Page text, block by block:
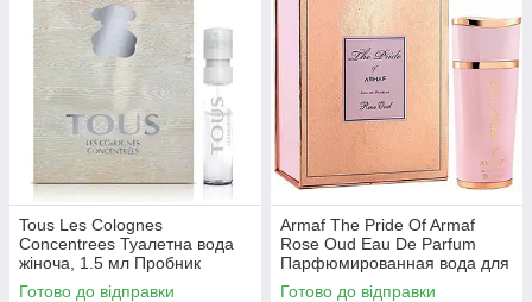
Tous Les Colognes
Concentrees Туалетна вода
жіноча, 1.5 мл Пробник
Готово до відправки
Armaf The Pride Of Armaf
Rose Oud Eau De Parfum
Парфюмированная вода для
женщин , 100 мл
Готово до відправки